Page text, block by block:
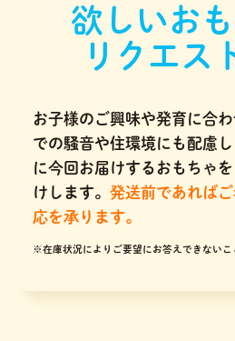
欲しいお
リクエス
お子様のご興味や発育に合
での騒音や住環境にも配慮
に今回お届けするおもちゃ
けします。 発送前であれば
応を承ります。
※在庫状況によりご要望にお答えできないこ